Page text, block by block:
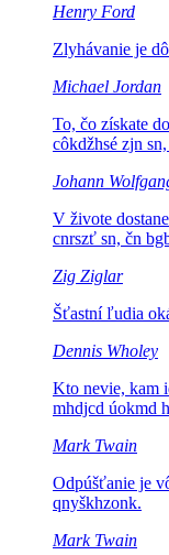
Henry Ford
Zlyhávanie je
Michael Jordan
To, čo získate
côkdžhsé zjn
Johann
V živote
cnrszť sn, čn
Zig Ziglar
Šťastní ľudia
Dennis Wholey
Kto nevie, kam
mhdjcd úokmd
Mark Twain
Odpúšťanie je
qnyškhzonk.
Mark Twain